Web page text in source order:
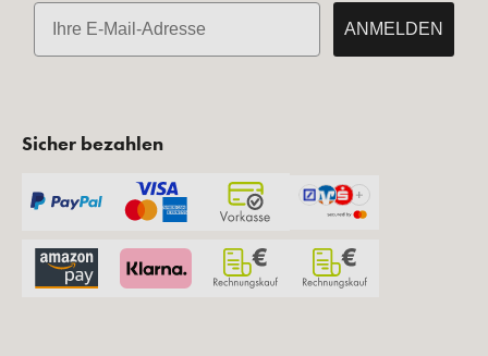
E-Mail
ANMELDEN
Sicher bezahlen